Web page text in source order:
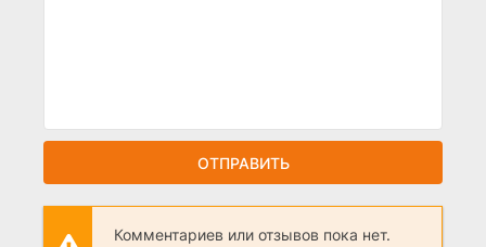
ОТПРАВИТЬ
Комментариев или отзывов пока нет.